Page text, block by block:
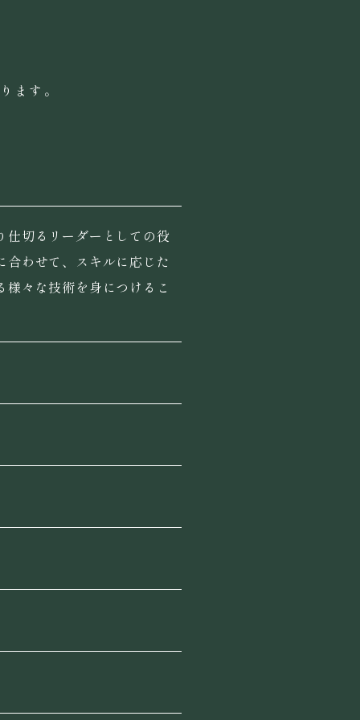
ます。
仕切るリーダーとしての役
わせて、スキルに応じた
々な技術を身につけるこ